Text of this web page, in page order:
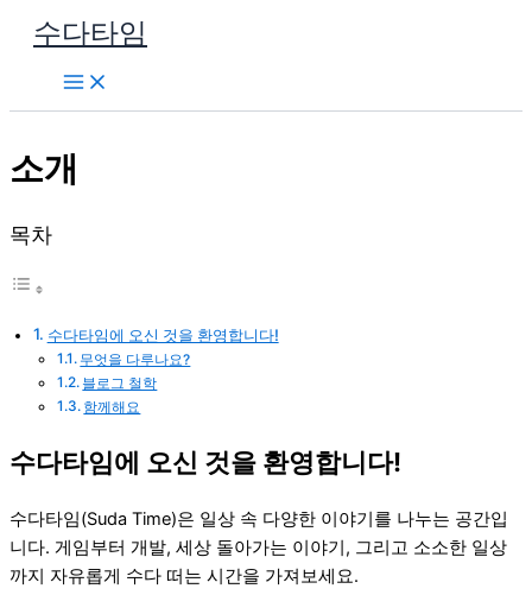
로
너
기
수다타임
소개
목차
수다타임에 오신 것을 환영합니다!
무엇을 다루나요?
블로그 철학
함께해요
수다타임에 오신 것을 환영합니다!
수다타임(Suda Time)은 일상 속 다양한 이야기를 나누는 공간입
니다. 게임부터 개발, 세상 돌아가는 이야기, 그리고 소소한 일상
까지 자유롭게 수다 떠는 시간을 가져보세요.